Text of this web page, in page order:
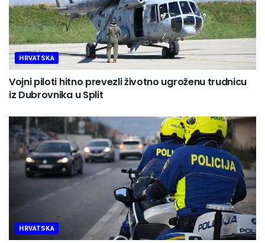
HRVATSKA
Vojni piloti hitno prevezli životno ugroženu trudnicu
iz Dubrovnika u Split
HRVATSKA